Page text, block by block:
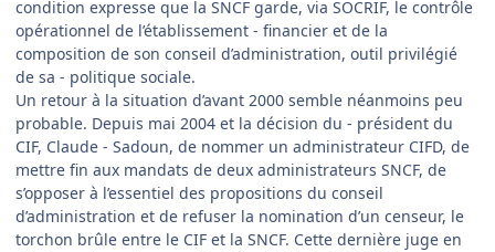
condition expresse que la SNCF garde, via SOCRIF, le contrôle
opérationnel de l’établissement - financier et de la
composition de son conseil d’administration, outil privilégié
de sa - politique sociale.
Un retour à la situation d’avant 2000 semble néanmoins peu
probable. Depuis mai 2004 et la décision du - président du
CIF, Claude - Sadoun, de nommer un administrateur CIFD, de
mettre fin aux mandats de deux administrateurs SNCF, de
s’opposer à l’essentiel des propositions du conseil
d’administration et de refuser la nomination d’un censeur, le
torchon brûle entre le CIF et la SNCF. Cette dernière juge en